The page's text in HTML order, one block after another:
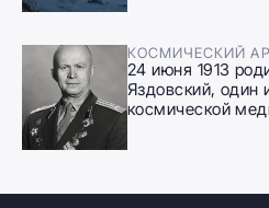
КОСМИЧЕСКИЙ
24 июня 1913
Яздовский, один
космической